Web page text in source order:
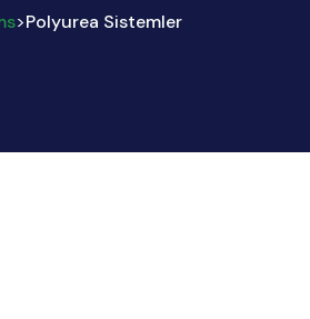
>Polyurea Sistemler